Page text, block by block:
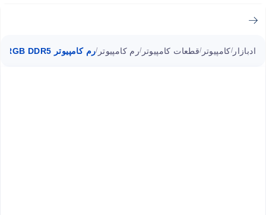
ادبازار /کامپیوتر /قطعات کامپیوتر /رم کامپیوتر /رم کامپیوتر Viper Elite 5 RGB DDR5 پاتریوت دو کاناله 64GB فرکانس 6200MHz